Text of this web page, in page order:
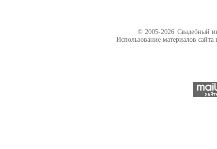
© 2005-2026 Свадебный
Использование материалов